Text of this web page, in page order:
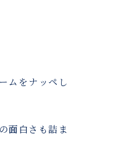
ムをナッペし
面白さも詰ま